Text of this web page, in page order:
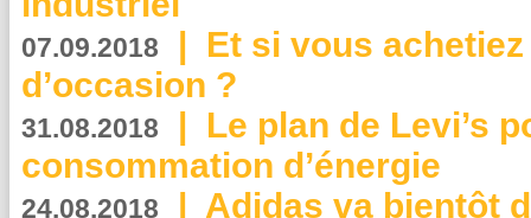
07.09.2018 | Et si vous
d’occasion ?
31.08.2018 | Le plan de Levi’s
consommation d’énergie
24.08.2018 | Adidas va bientôt